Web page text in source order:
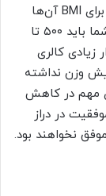
ساز بدن ۲۰ تا ۴۰ درصد کمتر از حد مورد انتظار برای BMI آن‌ها
است. با چنین سوخت و ساز کاهش یافته‌‏ای، شما باید ۵۰۰ تا
زیادی کالری
وزن نداشته
مهم در کاهش
در دراز
نخواهند بود.